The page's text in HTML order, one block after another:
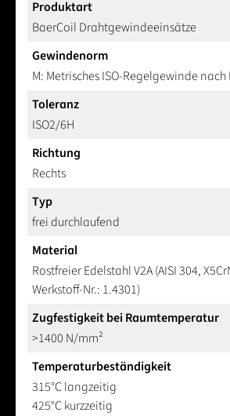
Produktart
BaerCoil Drahtgewindeeinsätze
Gewindenorm
M: Metrisches ISO-Regelgewinde nach
Toleranz
ISO2/6H
Richtung
Rechts
Typ
frei durchlaufend
Material
Rostfreier Edelstahl V2A (AISI 304,
Werkstoff-Nr.: 1.4301)
Zugfestigkeit bei Raumtemperatur
>1400 N/mm²
Temperaturbeständigkeit
315°C langzeitig
425°C kurzzeitig